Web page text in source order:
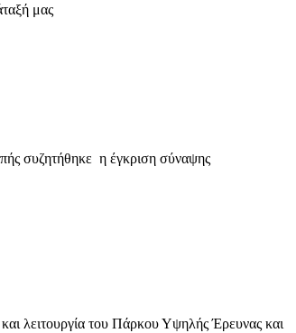
μας
συζητήθηκε η έγκριση σύναψης
λειτουργία του Πάρκου Υψηλής Έρευνας και